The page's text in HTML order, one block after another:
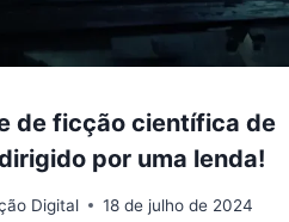
de ficção científica de
por uma lenda!
Digital 18 de julho de 2024